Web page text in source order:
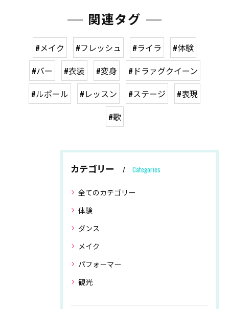
関連タグ
#メイク #フレッシュ #ライラ
#体験
#バー
#衣装 #変身
#ドラァグクイーン
#ルポール
#レッスン #ステージ
#表現
#歌
カテゴリー Categories
全てのカテゴリー
体験
ダンス
メイク
パフォーマー
観光